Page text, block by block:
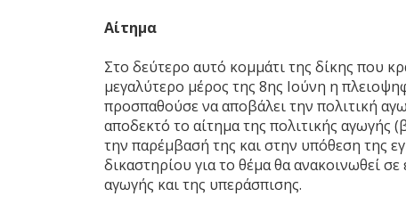
Αίτημα
Στο δεύτερο αυτό κομμάτι της δίκης που
μεγαλύτερο μέρος της 8ης Ιούνη η
προσπαθούσε να αποβάλει την πολιτική
αποδεκτό το αίτημα της πολιτικής αγωγής
την παρέμβασή της και στην υπόθεση της
δικαστηρίου για το θέμα θα ανακοινωθεί
αγωγής και της υπεράσπισης.